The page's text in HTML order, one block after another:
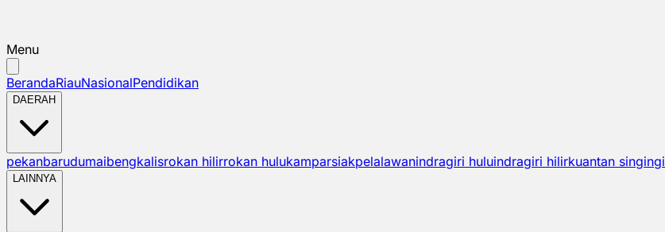
Menu
BerandaRiauNasionalPendidikan
DAERAH
pekanbarudumaibengkalisrokan hilirrokan hulukamparsiakpelalawanindragiri huluindragiri hilirkuantan singingi
LAINNYA